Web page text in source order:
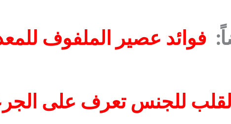
فوائد عصير الملفوف
للجنس تعرف على